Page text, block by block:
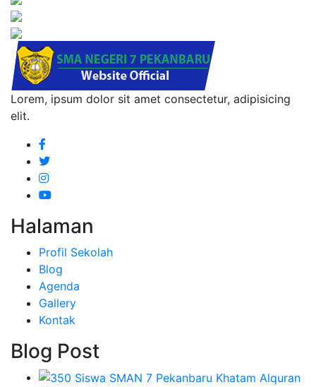
Lorem, ipsum dolor sit amet consectetur, adipisicing
elit.
Halaman
Profil Sekolah
Blog
Agenda
Gallery
Kontak
Blog Post